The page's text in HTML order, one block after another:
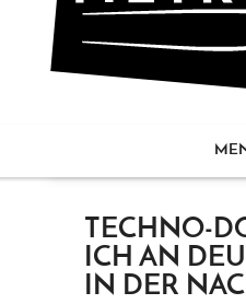
TECHNO-
ICH AN
IN DER